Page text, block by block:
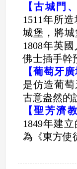
【古城門
1511年所
城堡，將城
1808年英
佛士插手幹
【葡萄牙
是仿造葡
古意盎然的
【聖芳濟
1849年建
為《東方使